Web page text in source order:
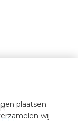
plaatsen.
wij